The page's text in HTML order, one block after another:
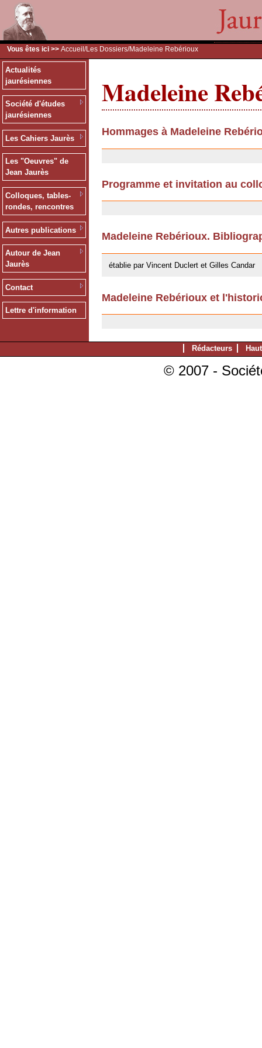
Vous êtes ici >> Accueil /Les Dossiers/Madeleine Rebérioux
Actualités
jaurésiennes
Société d'études
jaurésiennes
Les Cahiers Jaurès
Les "Oeuvres" de
Jean Jaurès
Colloques, tables-
rondes, rencontres
Autres publications
Autour de Jean
Jaurès
Contact
Lettre d'information
Madeleine
Hommages à Madeleine
Programme et invitation au
Madeleine Rebérioux.
établie par Vincent Duclert et Gilles Candar
Madeleine Rebérioux et
Rédacteurs
© 2007 -